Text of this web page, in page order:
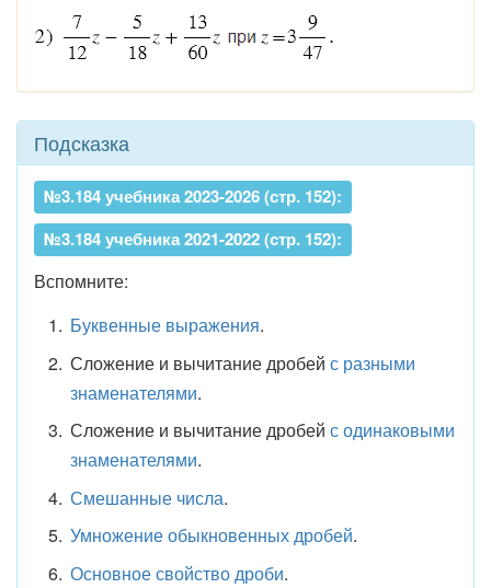
Подсказка
№3.184 учебника 2023-2026 (стр. 152):
№3.184 учебника 2021-2022 (стр. 152):
Вспомните:
Буквенные выражения.
Сложение и вычитание дробей с разными
знаменателями.
Сложение и вычитание дробей с одинаковыми
знаменателями.
Смешанные числа.
Умножение обыкновенных дробей.
Основное свойство дроби.